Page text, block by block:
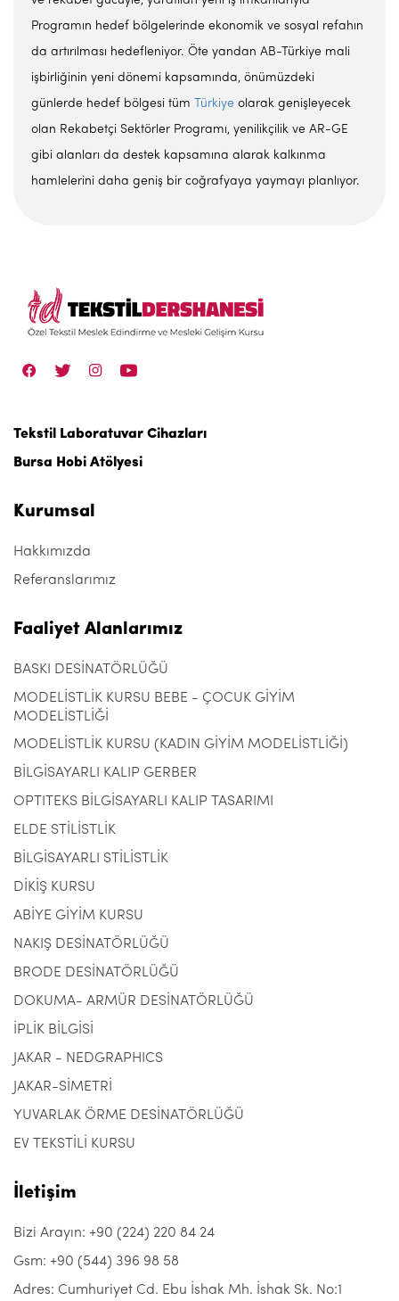
Programın hedef bölgelerinde ekonomik ve sosyal refahın
da artırılması hedefleniyor. Öte yandan AB-Türkiye mali
işbirliğinin yeni dönemi kapsamında, önümüzdeki
günlerde hedef bölgesi tüm Türkiye olarak genişleyecek
olan Rekabetçi Sektörler Programı, yenilikçilik ve AR-GE
gibi alanları da destek kapsamına alarak kalkınma
hamlelerini daha geniş bir coğrafyaya yaymayı planlıyor.
Tekstil Laboratuvar Cihazları
Bursa Hobi Atölyesi
Kurumsal
Hakkımızda
Referanslarımız
Faaliyet Alanlarımız
BASKI DESİNATÖRLÜĞÜ
MODELİSTLİK KURSU BEBE - ÇOCUK GİYİM
MODELİSTLİĞİ
MODELİSTLİK KURSU (KADIN GİYİM MODELİSTLİĞİ)
BİLGİSAYARLI KALIP GERBER
OPTITEKS BİLGİSAYARLI KALIP TASARIMI
ELDE STİLİSTLİK
BİLGİSAYARLI STİLİSTLİK
DİKİŞ KURSU
ABİYE GİYİM KURSU
NAKIŞ DESİNATÖRLÜĞÜ
BRODE DESİNATÖRLÜĞÜ
DOKUMA- ARMÜR DESİNATÖRLÜĞÜ
İPLİK BİLGİSİ
JAKAR - NEDGRAPHICS
JAKAR-SİMETRİ
YUVARLAK ÖRME DESİNATÖRLÜĞÜ
EV TEKSTİLİ KURSU
İletişim
Bizi Arayın: +90 (224) 220 84 24
Gsm: +90 (544) 396 98 58
Adres: Cumhuriyet Cd. Ebu İshak Mh. İshak Sk. No:1